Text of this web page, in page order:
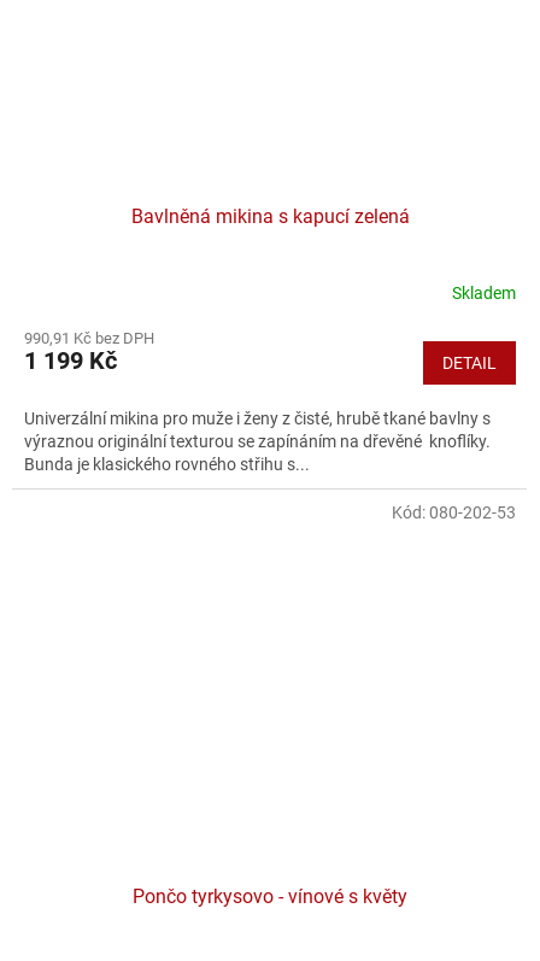
Bavlněná mikina s kapucí zelená
Skladem
990,91 Kč bez DPH
1 199 Kč DETAIL
Univerzální mikina pro muže i ženy z čisté, hrubě tkané bavlny s
výraznou originální texturou se zapínáním na dřevěné knoflíky.
Bunda je klasického rovného střihu s...
Pončo tyrkysovo - vínové s květy
Kód:080-202-53